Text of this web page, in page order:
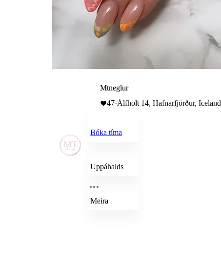
Mtneglur
47·Álfholt 14, Hafnarfjörður, Iceland
Bóka tíma
Uppáhalds
Meira